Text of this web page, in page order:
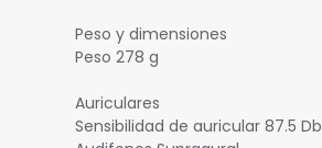
Peso y dimensiones
Peso 278 g
Auriculares
Sensibilidad de auricular 87.5 Db